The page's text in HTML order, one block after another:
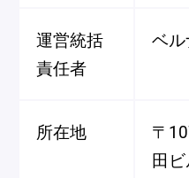
アニバ
焼き菓子
運営統括
責任者
ベ
所在地
〒
田